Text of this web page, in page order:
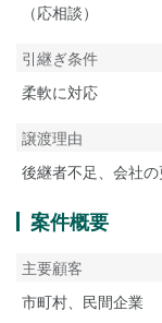
（応相談）
引継ぎ条件
柔軟に対応
譲渡理由
後継者不足、会社
案件概要
主要顧客
市町村、民間企業